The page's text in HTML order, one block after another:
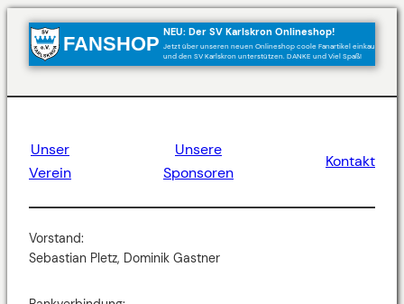
FANSHOP NEU: Der SV Karlskron Onlineshop!
Jetzt über unseren neuen Onlineshop coole Fanartikel einkaufen
und den SV Karlskron unterstützen. DANKE und Viel Spaß!
Unser
Verein
Unsere
Sponsoren
Kontakt
Vorstand:
Sebastian Pletz, Dominik Gastner